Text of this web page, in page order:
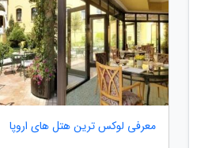
معرفی لوکس ترین هتل های اروپا